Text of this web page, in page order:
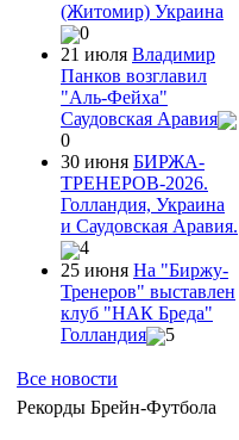
(Житомир) Украина
0
21 июля Владимир
Панков возглавил
"Аль-Фейха"
Саудовская Аравия
0
30 июня БИРЖА-
ТРЕНЕРОВ-2026.
Голландия, Украина
и Саудовская Аравия.
4
25 июня На "Биржу-
Тренеров" выставлен
клуб "НАК Бреда"
Голландия
5
Все новости
Рекорды Брейн-Футбола